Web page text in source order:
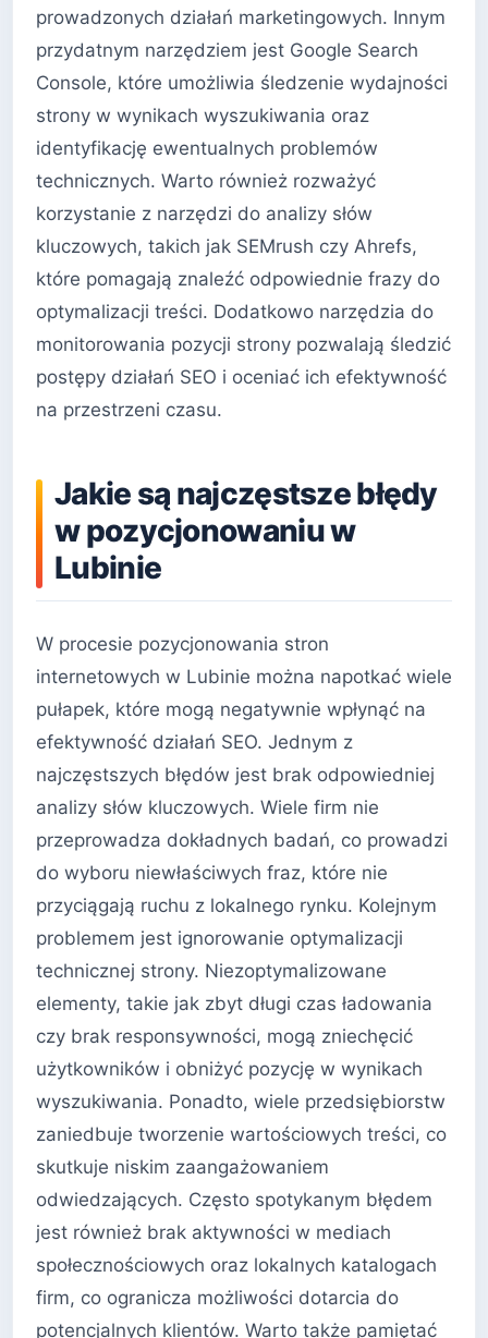
prowadzonych działań marketingowych. Innym
przydatnym narzędziem jest Google Search
Console, które umożliwia śledzenie wydajności
strony w wynikach wyszukiwania oraz
identyfikację ewentualnych problemów
technicznych. Warto również rozważyć
korzystanie z narzędzi do analizy słów
kluczowych, takich jak SEMrush czy Ahrefs,
które pomagają znaleźć odpowiednie frazy do
optymalizacji treści. Dodatkowo narzędzia do
monitorowania pozycji strony pozwalają śledzić
postępy działań SEO i oceniać ich efektywność
na przestrzeni czasu.
Jakie są najczęstsze błędy
w pozycjonowaniu w
Lubinie
W procesie pozycjonowania stron
internetowych w Lubinie można napotkać wiele
pułapek, które mogą negatywnie wpłynąć na
efektywność działań SEO. Jednym z
najczęstszych błędów jest brak odpowiedniej
analizy słów kluczowych. Wiele firm nie
przeprowadza dokładnych badań, co prowadzi
do wyboru niewłaściwych fraz, które nie
przyciągają ruchu z lokalnego rynku. Kolejnym
problemem jest ignorowanie optymalizacji
technicznej strony. Niezoptymalizowane
elementy, takie jak zbyt długi czas ładowania
czy brak responsywności, mogą zniechęcić
użytkowników i obniżyć pozycję w wynikach
wyszukiwania. Ponadto, wiele przedsiębiorstw
zaniedbuje tworzenie wartościowych treści, co
skutkuje niskim zaangażowaniem
odwiedzających. Często spotykanym błędem
jest również brak aktywności w mediach
społecznościowych oraz lokalnych katalogach
firm, co ogranicza możliwości dotarcia do
potencjalnych klientów. Warto także pamiętać